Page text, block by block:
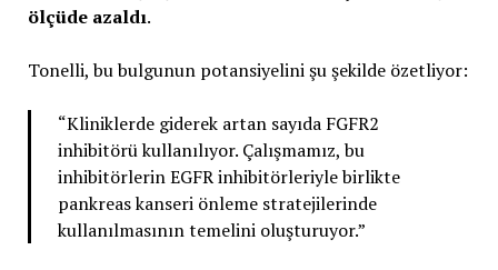
ölçüde azaldı.
Tonelli, bu bulgunun potansiyelini şu şekilde özetliyor:
“Kliniklerde giderek artan sayıda FGFR2
inhibitörü kullanılıyor. Çalışmamız, bu
inhibitörlerin EGFR inhibitörleriyle birlikte
pankreas kanseri önleme stratejilerinde
kullanılmasının temelini oluşturuyor.”